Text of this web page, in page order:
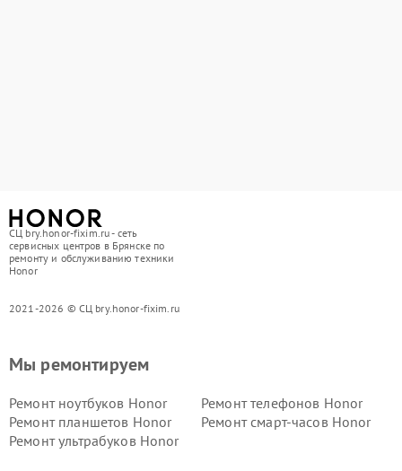
СЦ bry.honor-fixim.ru - сеть
сервисных центров в Брянске по
ремонту и обслуживанию техники
Honor
2021-2026 © СЦ bry.honor-fixim.ru
Мы ремонтируем
Ремонт ноутбуков Honor
Ремонт телефонов Honor
Ремонт планшетов Honor
Ремонт смарт-часов Honor
Ремонт ультрабуков Honor